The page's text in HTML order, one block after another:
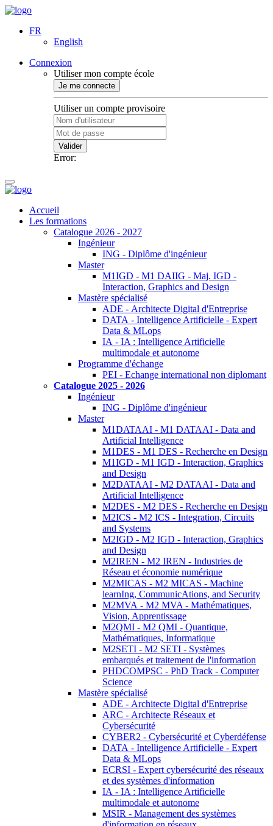
FR
English
Connexion
Utiliser mon compte école
Je me connecte
Utiliser un compte provisoire
Valider
Error:
Accueil
Les formations
Catalogue 2026 - 2027
Ingénieur
ING - Diplôme d'ingénieur
Master
M1IGD - M1 DAIIG - Maj. IGD -
Interaction, Graphics and Design
Mastère spécialisé
ADE - Architecte Digital d'Entreprise
DATA - Intelligence Artificielle - Expert
Data & MLops
IA - IA : Intelligence Artificielle
multimodale et autonome
Programme d'échange
PEI - Echange international non diplomant
Catalogue 2025 - 2026
Ingénieur
ING - Diplôme d'ingénieur
Master
M1DATAAI - M1 DATAAI - Data and
Artificial Intelligence
M1DES - M1 DES - Recherche en Design
M1IGD - M1 IGD - Interaction, Graphics
and Design
M2DATAAI - M2 DATAAI - Data and
Artificial Intelligence
M2DES - M2 DES - Recherche en Design
M2ICS - M2 ICS - Integration, Circuits
and Systems
M2IGD - M2 IGD - Interaction, Graphics
and Design
M2IREN - M2 IREN - Industries de
Réseau et économie numérique
M2MICAS - M2 MICAS - Machine
learnIng, CommunicAtions, and Security
M2MVA - M2 MVA - Mathématiques,
Vision, Apprentissage
M2QMI - M2 QMI - Quantique,
Mathématiques, Informatique
M2SETI - M2 SETI - Systèmes
embarqués et traitement de l'information
PHDCOMPSC - PhD Track - Computer
Science
Mastère spécialisé
ADE - Architecte Digital d'Entreprise
ARC - Architecte Réseaux et
Cybersécurité
CYBER2 - Cybersécurité et Cyberdéfense
DATA - Intelligence Artificielle - Expert
Data & MLops
ECRSI - Expert cybersécurité des réseaux
et des systèmes d'information
IA - IA : Intelligence Artificielle
multimodale et autonome
MSIR - Management des systèmes